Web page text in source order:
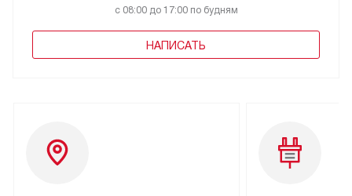
с 08:00 до 17:00 по будням
НАПИСАТЬ